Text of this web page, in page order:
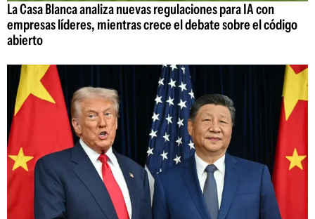
La Casa Blanca analiza nuevas regulaciones para IA con
empresas líderes, mientras crece el debate sobre el código
abierto